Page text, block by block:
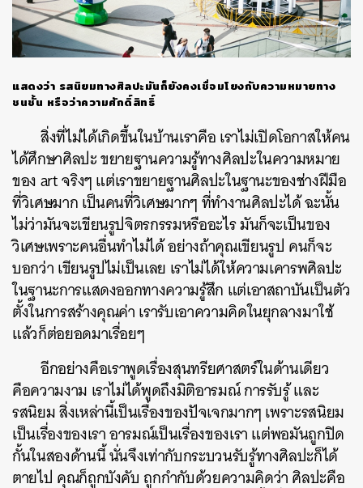
แสดงว่า รสนิยมทางศิลปะมันก็ยังคงเชื่อมโยงกับความหมายทาง
ชนชั้น หรือว่าความศักดิ์สิทธิ์
สิ่งที่ไม่ได้เกิดขึ้นในบ้านเราคือเราไม่เปิดโอกาสให้คน
ได้ศึกษาศิลปะขยายฐานความรู้ทางศิลปะในความหมาย
ของartจริงๆแต่เราขยายฐานศิลปะในฐานะของช่างฝีมือ
ที่วิเศษมากเป็นคนที่วิเศษมากๆที่ทำงานศิลปะได้ฉะนั้น
ไม่ว่ามันจะเขียนรูปจิตรกรรมหรืออะไรมันก็จะเป็นของ
วิเศษเพราะคนอื่นทำไม่ได้อย่างถ้าคุณเขียนรูป คนก็จะ
บอกว่าเขียนรูปไม่เป็นเลย เราไม่ได้ให้ความเคารพศิลปะ
ในฐานะการแสดงออกทางความรู้สึก แต่เอาสถาบันเป็นตัว
ตั้งในการสร้างคุณค่าเรารับเอาความคิดในยุกลางมาใช้
แล้วก็ต่อยอดมาเรื่อยๆ
อีกอย่างคือเราพูดเรื่องสุนทรียศาสตร์ในด้านเดียว
คือความงาม เราไม่ได้พูดถึงมิติอารมณ์การรับรู้และ
รสนิยมสิ่งเหล่านี้เป็นเรื่องของปัจเจกมากๆเพราะรสนิยม
เป็นเรื่องของเราอารมณ์เป็นเรื่องของเราแต่พอมันถูกปิด
กั้นในสองด้านนี้นั่นจึงเท่ากับกระบวนรับรู้ทางศิลปะก็ได้
ตายไป คุณก็ถูกบังคับ ถูกกำกับด้วยความคิดว่าศิลปะคือ
ค้นหา